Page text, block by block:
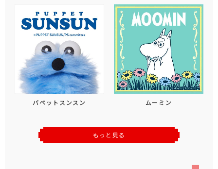
パペットスンスン ムーミン
もっと見る